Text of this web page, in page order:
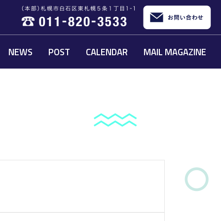
NEWS POST CALENDAR MAIL MAGAZINE